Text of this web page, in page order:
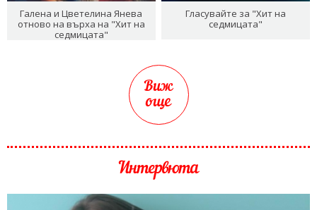
Галена и Цветелина Янева
отново на върха на "Хит на
седмицата"
Гласувайте за "Хит на
седмицата"
Виж
още
Интервюта